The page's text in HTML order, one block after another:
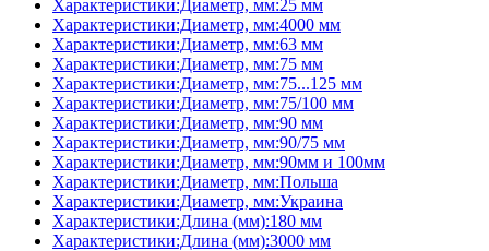
Характеристики:Диаметр, мм:25 мм
Характеристики:Диаметр, мм:4000 мм
Характеристики:Диаметр, мм:63 мм
Характеристики:Диаметр, мм:75 мм
Характеристики:Диаметр, мм:75...125 мм
Характеристики:Диаметр, мм:75/100 мм
Характеристики:Диаметр, мм:90 мм
Характеристики:Диаметр, мм:90/75 мм
Характеристики:Диаметр, мм:90мм и 100мм
Характеристики:Диаметр, мм:Польша
Характеристики:Диаметр, мм:Украина
Характеристики:Длина (мм):180 мм
Характеристики:Длина (мм):3000 мм